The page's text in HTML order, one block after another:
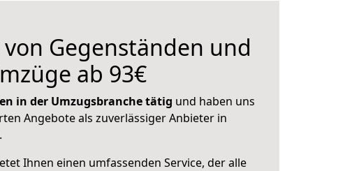
Gegenständen und
ab 93€
in der Umzugsbranche tätig und haben uns
Angebote als zuverlässiger Anbieter in
Ihnen einen umfassenden Service, der alle